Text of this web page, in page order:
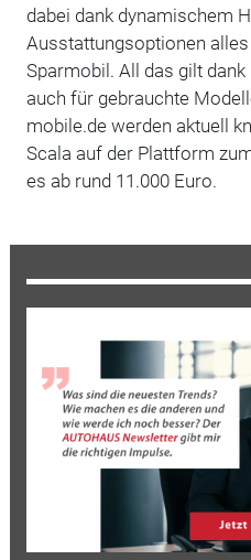
dabei dank dynamischem
Ausstattungsoptionen
Sparmobil. All das gilt
auch für gebrauchte
mobile.de werden aktuell
Scala auf der Plattform
es ab rund 11.000 Euro.